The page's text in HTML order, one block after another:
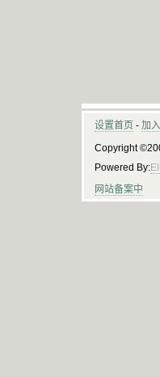
设置首页 - 加
Copyright
Powered By:
网站备案中